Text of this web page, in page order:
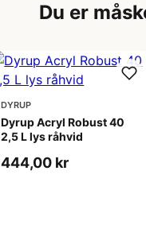
Du er
DYRUP
Dyrup Acryl Robust 40
2,5 L lys råhvid
444,00 kr